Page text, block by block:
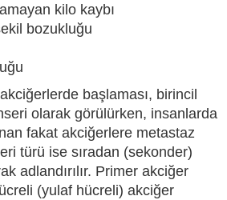
kilo kaybı
bozukluğu
başlaması, birincil
olarak görülürken, insanlarda
fakat akciğerlere metastaz
türü ise sıradan (sekonder)
adlandırılır. Primer akciğer
(yulaf hücreli) akciğer